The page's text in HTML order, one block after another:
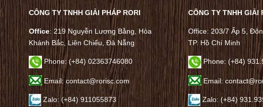
CÔNG TY TNHH GIẢI PHÁP RORI
Office: 219 Nguyễn Lương Bằng, Hòa
Khánh Bắc, Liên Chiểu, Đà Nẵng
Phone: (+84) 02363746080
Email: contact@rorisc.com
Zalo: (+84) 911055873
CÔNG TY TNHH GIẢI
Office: 203/7 Ấp 5,
TP. Hồ Chí Minh
Phone: (+84)
Email:
Zalo: (+84)